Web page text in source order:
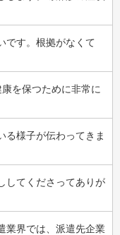
です。根拠がなくて
を保つために非常に
る様子が伝わってきま
してくださってありが
業界では、派遣先企業